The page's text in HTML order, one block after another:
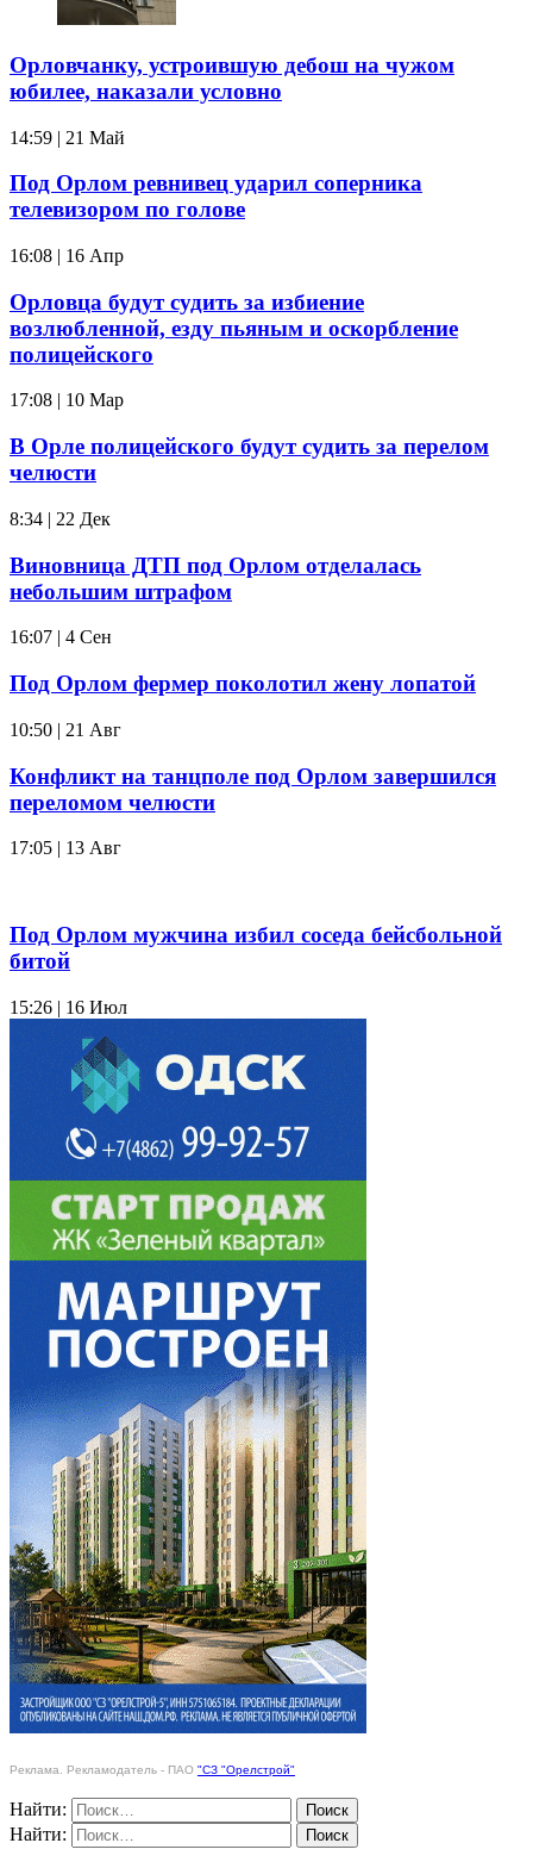
Орловчанку, устроившую дебош на чужом
юбилее, наказали условно
14:59 | 21 Май
Под Орлом ревнивец ударил соперника
телевизором по голове
16:08 | 16 Апр
Орловца будут судить за избиение
возлюбленной, езду пьяным и оскорбление
полицейского
17:08 | 10 Мар
В Орле полицейского будут судить за перелом
челюсти
8:34 | 22 Дек
Виновница ДТП под Орлом отделалась
небольшим штрафом
16:07 | 4 Сен
Под Орлом фермер поколотил жену лопатой
10:50 | 21 Авг
Конфликт на танцполе под Орлом завершился
переломом челюсти
17:05 | 13 Авг
Под Орлом мужчина избил соседа бейсбольной
битой
15:26 | 16 Июл
Реклама. Рекламодатель - ПАО "СЗ "Орелстрой"
Найти:
Найти: